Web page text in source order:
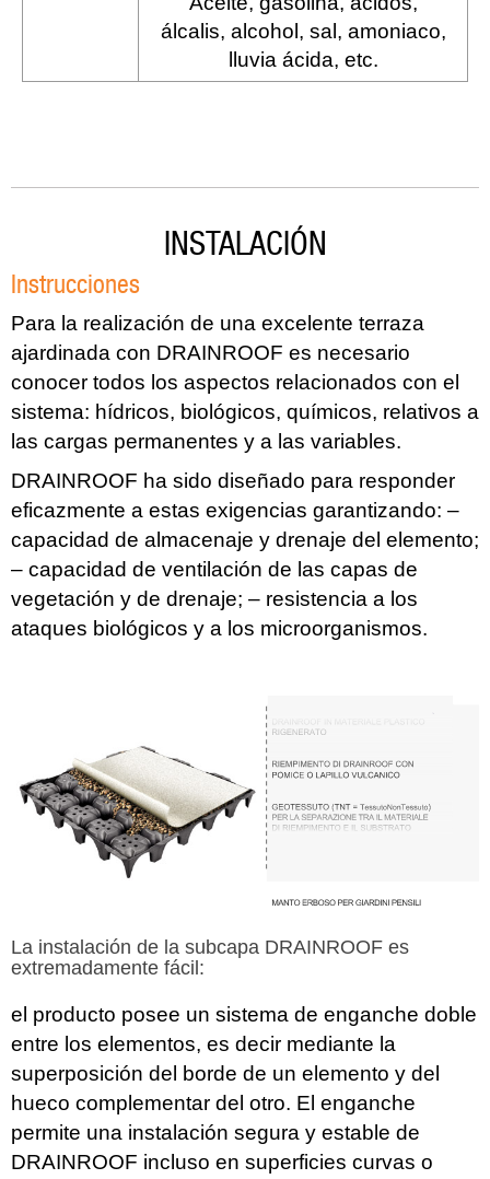
álcalis, alcohol, sal, amoniaco,
lluvia ácida, etc.
INSTALACIÓN
Instrucciones
Para la realización de una excelente terraza
ajardinada con DRAINROOF es necesario
conocer todos los aspectos relacionados con el
sistema: hídricos, biológicos, químicos, relativos a
las cargas permanentes y a las variables.
DRAINROOF ha sido diseñado para responder
eficazmente a estas exigencias garantizando: –
capacidad de almacenaje y drenaje del elemento;
– capacidad de ventilación de las capas de
vegetación y de drenaje; – resistencia a los
ataques biológicos y a los microorganismos.
La instalación de la subcapa DRAINROOF es
extremadamente fácil:
el producto posee un sistema de enganche doble
entre los elementos, es decir mediante la
superposición del borde de un elemento y del
hueco complementar del otro. El enganche
permite una instalación segura y estable de
DRAINROOF incluso en superficies curvas o